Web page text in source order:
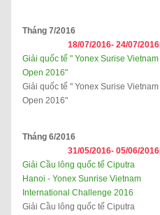
Tháng 7/2016
18/07/2016- 24/07/2016
Giải quốc tế " Yonex Surise Vietnam
Open 2016"
Giải quốc tế " Yonex Surise Vietnam
Open 2016"
Tháng 6/2016
31/05/2016- 05/06/2016
Giải Cầu lông quốc tế Ciputra
Hanoi - Yonex Sunrise Vietnam
International Challenge 2016
Giải Cầu lông quốc tế Ciputra